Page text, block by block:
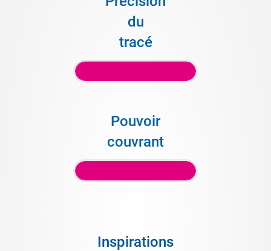
du
tracé
Pouvoir
couvrant
Inspirations